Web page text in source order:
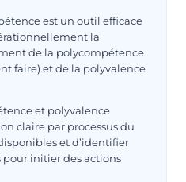
est un outil efficace
la
de la polycompétence
faire) et de la polyvalence
et polyvalence
claire par processus du
et d’identifier
pour initier des actions